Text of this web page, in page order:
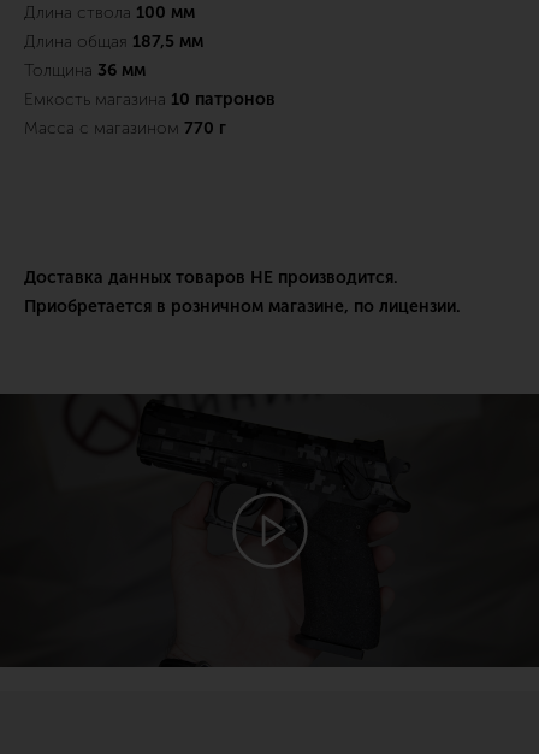
Длина ствола 100 мм
Длина общая 187,5 мм
Толщина 36 мм
Емкость магазина 10 патронов
Масса с магазином 770 г
Доставка данных товаров НЕ производится.
Приобретается в розничном магазине, по лицензии.